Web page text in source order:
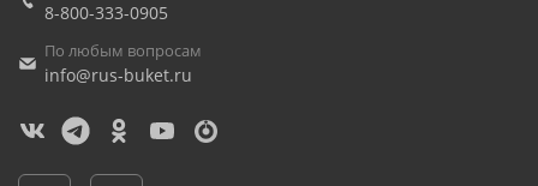
8-800-333-0905
По любым вопросам
info@rus-buket.ru